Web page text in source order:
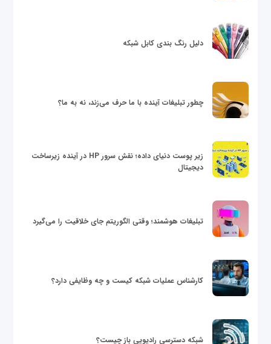
دلیل رنگ بندی کابل شبکه
چطور تبلیغات آینده با ما حرف می‌زند، نه به ما؟
زیر پوست دنیای داده؛ نقش سرور HP در آینده زیرساخت
دیجیتال
تبلیغات هوشمند؛ وقتی الگوریتم جای خلاقیت را می‌گیرد
کارشناس عملیات شبکه کیست و چه وظایفی دارد؟
شبکه دسترسی رادیویی باز چیست؟